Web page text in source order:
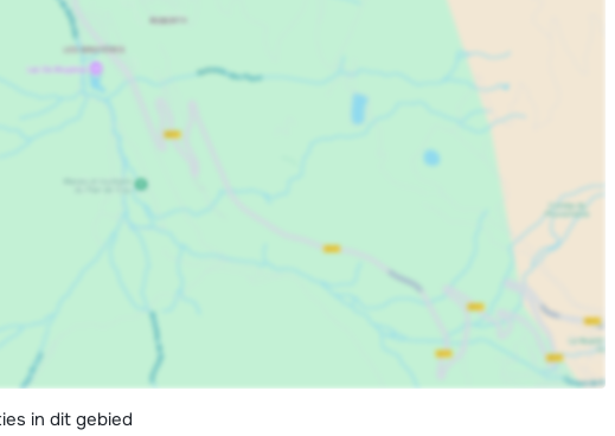
in dit gebied